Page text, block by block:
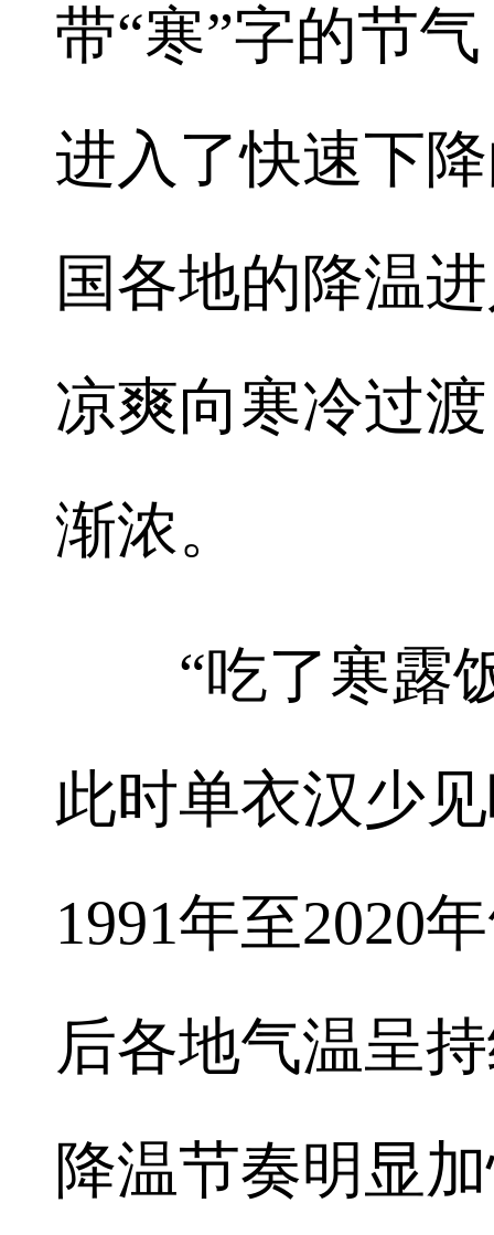
带“寒”字的节
进入了快速下
国各地的降温
凉爽向寒冷过
渐浓。
“吃了寒露饭
此时单衣汉少
1991年至2020
后各地气温呈
降温节奏明显